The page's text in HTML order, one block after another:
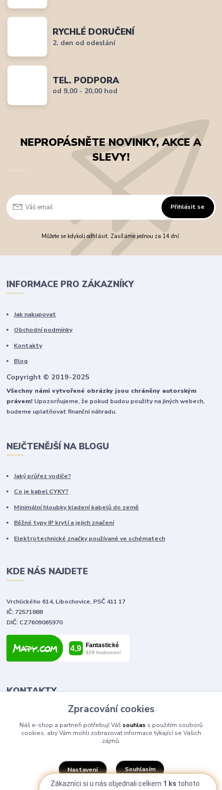
RYCHLÉ DORUČENÍ
2. den od odeslání
TEL. PODPORA
od 9,00 - 20,00 hod
NEPROPÁSNĚTE NOVINKY, AKCE A
SLEVY!
Přihlásit se
Můžete se kdykoli odhlásit. Zasíláme jednou za 14 dní.
INFORMACE PRO ZÁKAZNÍKY
Jak nakupovat
Obchodní podmínky
Kontakty
Blog
Copyright © 2019-2025
Všechny námi vytvořené obrázky jsou chráněny autorským
právem! Upozorňujeme, že pokud budou použity na jiných webech,
budeme uplatňovat finanční náhradu.
NEJČTENĚJŠÍ NA BLOGU
Jaký průřez vodiče?
Co je kabel CYKY?
Minimální hloubky kladení kabelů do země
Běžné typy IP krytí a jejich značení
Elektrotechnické značky používané ve schématech
KDE NÁS NAJDETE
Vrchlického 614, Libochovice, PSČ 411 17
IČ: 72571888
DIČ: CZ7609065970
KONTAKTY
Tomáš Vlček
+420 702 090 443
volejte od 9,00 - 20,00 hod
info@elektromaterial.cz
Zpracování cookies
Náš e-shop a partneři potřebují Váš souhlas s použitím souborů
cookies, aby Vám mohli zobrazovat informace týkající se Vašich
zájmů.
Nastavení Souhlasím
Zákazníci si u nás objednali celkem 1 ks tohoto